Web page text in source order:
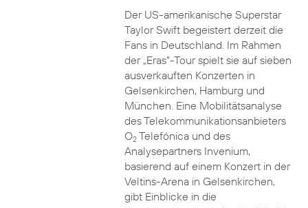
Der US-amerikanische Superstar
Taylor Swift begeistert derzeit die
Fans in Deutschland. Im Rahmen
der „Eras“-Tour spielt sie auf sieben
ausverkauften Konzerten in
Gelsenkirchen, Hamburg und
München. Eine Mobilitätsanalyse
des Telekommunikationsanbieters
O2Telefónica und des
Analysepartners Invenium,
basierend auf einem Konzert in der
Veltins-Arena in Gelsenkirchen,
gibt Einblicke in die